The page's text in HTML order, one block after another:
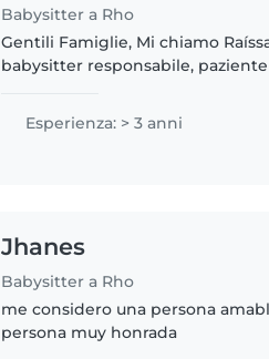
Babysitter a Rho
Gentili Famiglie, Mi chiamo Raíssa Rodrigues e sono una
babysitter responsabile, paziente e
rispetto per..
Esperienza: > 3 anni
Jhanes
Babysitter a Rho
me considero una persona
persona muy honrada